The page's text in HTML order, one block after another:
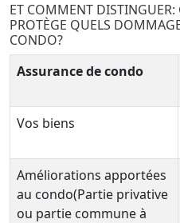
ET COMMENT DISTINGUER:
PROTÈGE QUELS
CONDO?
Assurance de condo
Vos biens
Améliorations apportées
au condo(Partie privative
ou partie commune à